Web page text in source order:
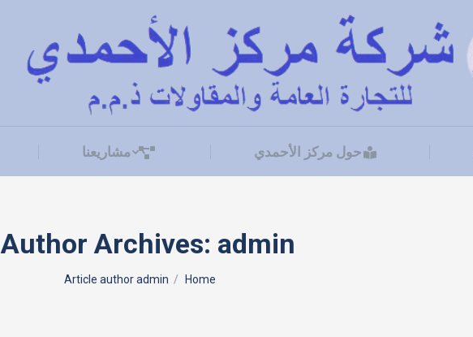
حول مركز الأحمدي مشاريعنا
Author Archives: admin
You are here:
Home
Article author admin
حول مركز الأحمدي